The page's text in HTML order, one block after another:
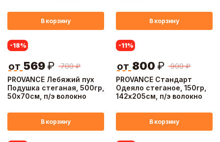
В корзину В корзину
PROVANCE Лебяжий пух
Подушка стеганая, 500гр,
50х70см, п/э волокно
-18%
700 ₽
от 569₽
В корзину
PROVANCE Стандарт
Одеяло стеганое, 150гр,
142х205см, п/э волокно
-11%
900 ₽
от 800 ₽
В корзину